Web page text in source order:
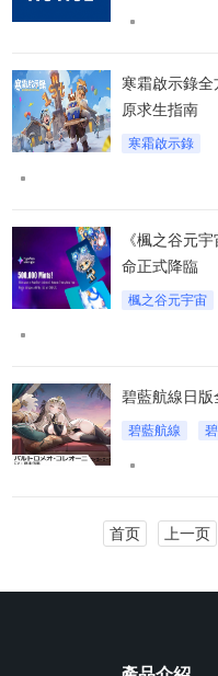
寒霜啟示錄
原求生指南
寒霜啟示錄
《楓之谷元
命正式降臨
楓之谷元宇宙
碧藍航線日
碧藍航線
首页 上一页